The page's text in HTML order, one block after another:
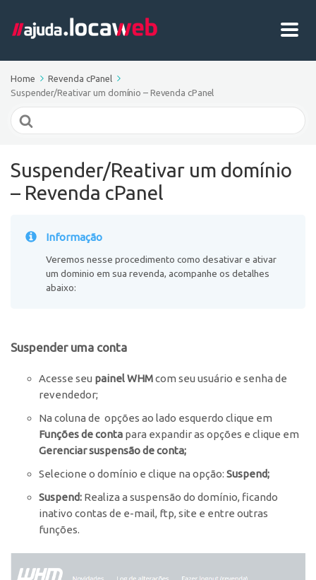
Home
Revenda cPanel
Suspender/Reativar um domínio – Revenda cPanel
Search
For
Suspender/Reativar um domínio
– Revenda cPanel
Informação
Veremos nesse procedimento como desativar e ativar
um dominio em sua revenda, acompanhe os detalhes
abaixo:
Suspender uma conta
Acesse seu painel WHMcom seu usuário e senha de
revendedor;
Na coluna de opções ao lado esquerdo clique em
Funções de conta para expandir as opções e clique em
Gerenciar suspensão de conta;
Selecione o domínio e clique na opção: Suspend;
Suspend: Realiza a suspensão do domínio, ficando
inativo contas de e-mail, ftp, site e entre outras
funções.